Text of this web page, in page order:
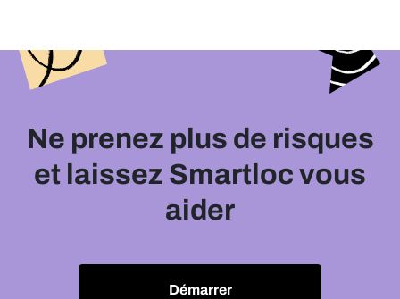
Ne prenez plus de risques
et laissez Smartloc vous
aider
Démarrer